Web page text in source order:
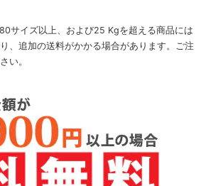
サイズ以上、および25 Kgを超える商品には
、追加の送料がかかる場合があります。 ご注
い。